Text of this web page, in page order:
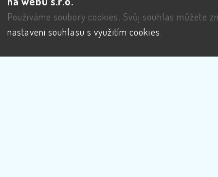
Používáme soubory cookies. Svůj souhlas můžete
nastavení souhlasu s využitím cookies.